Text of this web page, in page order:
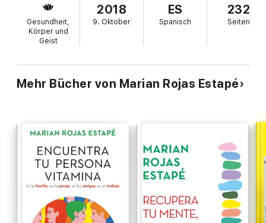
incapacidad para gestionar nuestro presente. La felicidad no es
lo que nos pasa, sino cómo interpretamos lo que nos pasa.
Cómo hacer que te pasen cosas buenas
importancia de aprender a enfocar tu atención y descubrirás
mentalmente.
Gesundheit,
Körper und
Geist
2018
9. Oktober
ES
Spanisch
232
Seiten
Mehr Bücher von Marian Rojas Estapé